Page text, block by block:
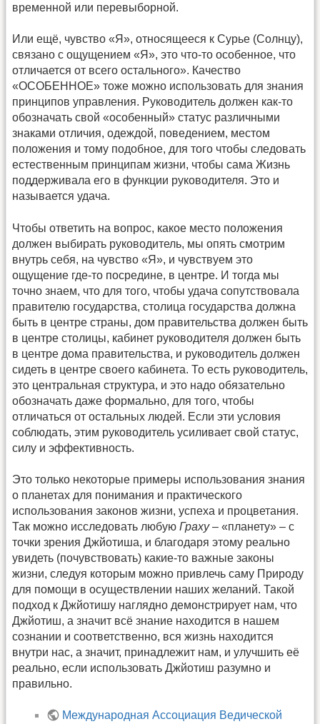
временной или перевыборной.
Или ещё, чувство «Я», относящееся к Сурье (Солнцу),
связано с ощущением «Я», это что-то особенное, что
отличается от всего остального». Качество
«ОСОБЕННОЕ» тоже можно использовать для знания
принципов управления. Руководитель должен как-то
обозначать свой «особенный» статус различными
знаками отличия, одеждой, поведением, местом
положения и тому подобное, для того чтобы следовать
естественным принципам жизни, чтобы сама Жизнь
поддерживала его в функции руководителя. Это и
называется удача.
Чтобы ответить на вопрос, какое место положения
должен выбирать руководитель, мы опять смотрим
внутрь себя, на чувство «Я», и чувствуем это
ощущение где-то посредине, в центре. И тогда мы
точно знаем, что для того, чтобы удача сопутствовала
правителю государства, столица государства должна
быть в центре страны, дом правительства должен быть
в центре столицы, кабинет руководителя должен быть
в центре дома правительства, и руководитель должен
сидеть в центре своего кабинета. То есть руководитель,
это центральная структура, и это надо обязательно
обозначать даже формально, для того, чтобы
отличаться от остальных людей. Если эти условия
соблюдать, этим руководитель усиливает свой статус,
силу и эффективность.
Это только некоторые примеры использования знания
о планетах для понимания и практического
использования законов жизни, успеха и процветания.
Так можно исследовать любую Граху– «планету» – с
точки зрения Джйотиша, и благодаря этому реально
увидеть (почувствовать) какие-то важные законы
жизни, следуя которым можно привлечь саму Природу
для помощи в осуществлении наших желаний. Такой
подход к Джйотишу наглядно демонстрирует нам, что
Джйотиш, а значит всё знание находится в нашем
сознании и соответственно, вся жизнь находится
внутри нас, а значит, принадлежит нам, и улучшить её
реально, если использовать Джйотиш разумно и
правильно.
Международная Ассоциация Ведической